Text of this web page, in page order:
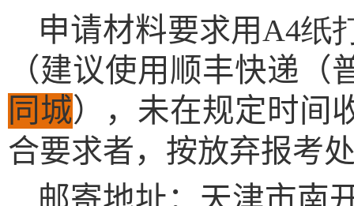
申请材料要求用A4纸
（建议使用顺丰快递（
同城），未在规定时间
合要求者，按放弃报考